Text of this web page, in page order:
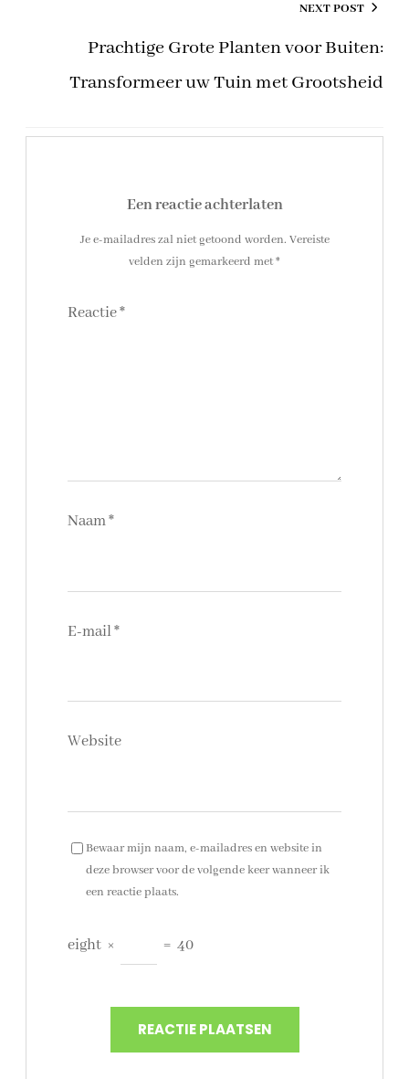
NEXT POST
Prachtige Grote Planten voor Buiten:
Transformeer uw Tuin met Grootsheid
Een reactie achterlaten
Je e-mailadres zal niet getoond worden. Vereiste
velden zijn gemarkeerd met*
Reactie*
Naam*
E-mail*
Website
Bewaar mijn naam, e-mailadres en website in
deze browser voor de volgende keer wanneer ik
een reactie plaats.
eight × = 40